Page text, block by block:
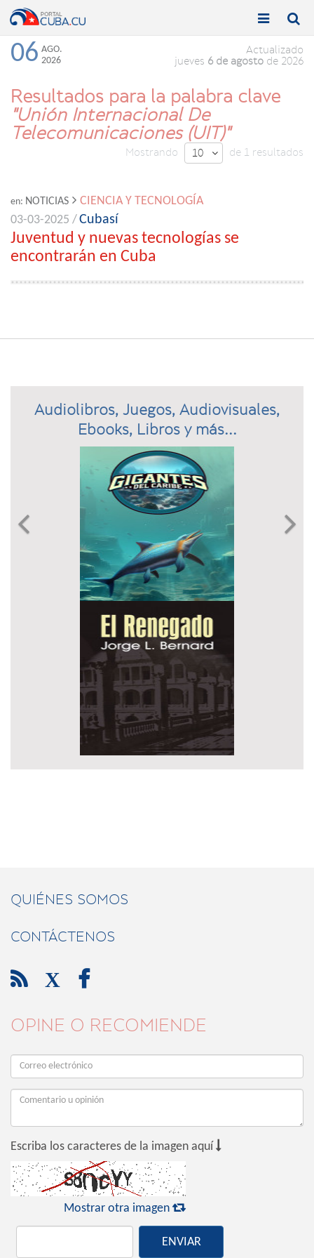
Toggle

Toggle

06 AGO.
2026
Actualizado
jueves 6 de agosto de 2026
Resultados para la palabra clave
"Unión Internacional De
Telecomunicaciones (UIT)"
Mostrando 10  de 1 resultados
en: NOTICIAS
CIENCIA Y TECNOLOGÍA
03-03-2025 /Cubasí
Juventud y nuevas tecnologías se
encontrarán en Cuba
Audiolibros, Juegos, Audiovisuales,
Ebooks, Libros y más...
Previous 
QUIÉNES SOMOS
CONTÁCTENOS
 X 
OPINE O RECOMIENDE
Escriba los caracteres de la imagen aquí 
Mostrar otra imagen 
ENVIAR